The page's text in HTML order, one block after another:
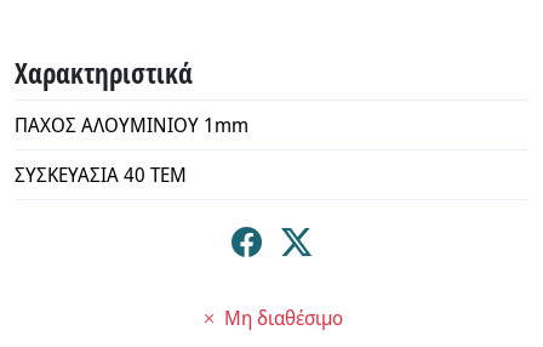
Χαρακτηριστικά
ΠΑΧΟΣ ΑΛΟΥΜΙΝΙΟΥ 1mm
ΣΥΣΚΕΥΑΣΙΑ 40 ΤΕΜ
Μη διαθέσιμο